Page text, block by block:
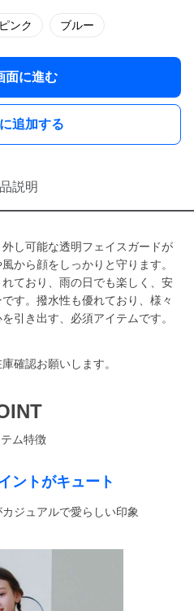
ピンク ブルー
面に進む
追加する
説明
し可能な透明フェイスガードが
から顔をしっかりと守ります。
ており、雨の日でも楽しく、安
す。撥水性も優れており、様々
引き出す、必須アイテムです。
確認お願いします。
ム特徴
ントがキュート
ジュアルで愛らしい印象